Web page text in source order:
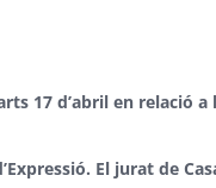
17 d’abril en relació
El jurat de